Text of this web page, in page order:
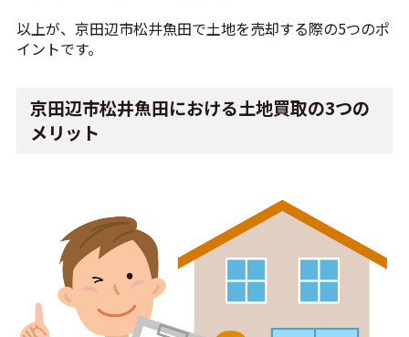
以上が、京田辺市松井魚田で土地を売却する際の5つのポ
イントです。
京田辺市松井魚田における土地買取の3つの
メリット